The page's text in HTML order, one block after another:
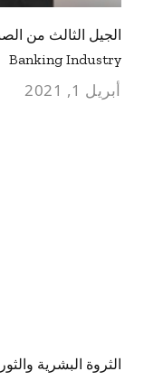
Banking Industry
أبريل 1, 2021
الثروة البشرية